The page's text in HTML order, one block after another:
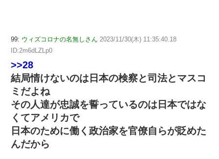
99: ウィズコロナの名無しさん 2023/11/30(木) 11:35:40.18
ID:2m6dLZLp0
>>28
結局情けないのは日本の検察と司法とマスコ
ミだよね
その人達が忠誠を誓っているのは日本ではな
くてアメリカで
日本のために働く政治家を官僚自らが貶めた
んだから